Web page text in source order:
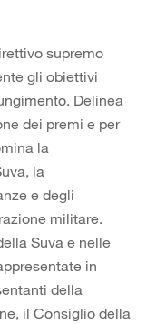
supremo
gli obiettivi
Delinea
dei premi e per
la
la
e degli
militare.
Suva e nelle
in
della
il Consiglio della